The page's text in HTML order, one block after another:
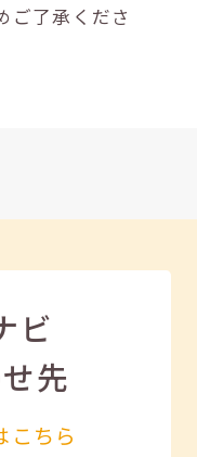
ご了承くださ
ビ
先
こちら